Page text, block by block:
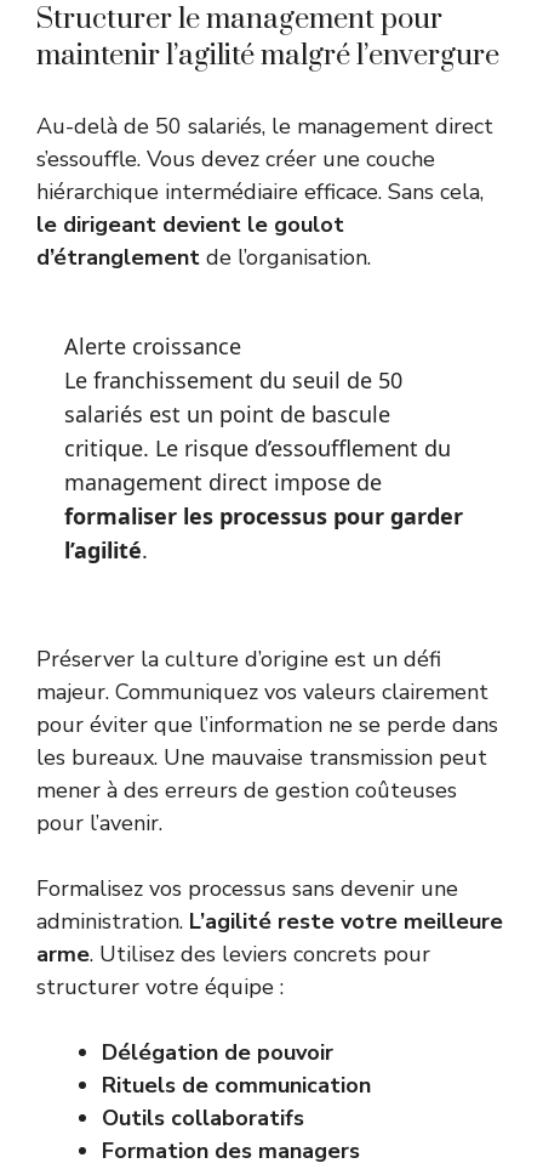
Structurer le management pour
maintenir l’agilité malgré l’envergure
Au-delà de 50 salariés, le management direct
s’essouffle. Vous devez créer une couche
hiérarchique intermédiaire efficace. Sans cela,
le dirigeant devient le goulot
d’étranglement de l’organisation.
Alerte croissance
Le franchissement du seuil de 50
salariés est un point de bascule
critique. Le risque d’essoufflement du
management direct impose de
formaliser les processus pour garder
l’agilité.
Préserver la culture d’origine est un défi
majeur. Communiquez vos valeurs clairement
pour éviter que l’information ne se perde dans
les bureaux. Une mauvaise transmission peut
mener à des erreurs de gestion coûteuses
pour l’avenir.
Formalisez vos processus sans devenir une
administration. L’agilité reste votre meilleure
arme. Utilisez des leviers concrets pour
structurer votre équipe :
Délégation de pouvoir
Rituels de communication
Outils collaboratifs
Formation des managers